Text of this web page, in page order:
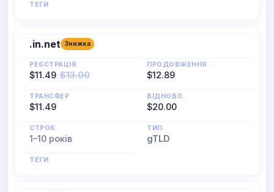
ТЕГИ
.in.net Знижка
РЕЄСТРАЦІЯ
$11.49 $13.00
ПРОДОВЖЕННЯ
$12.89
ТРАНСФЕР
$11.49
ВІДНОВЛ.
$20.00
СТРОК
1–10 років
ТИП
gTLD
ТЕГИ